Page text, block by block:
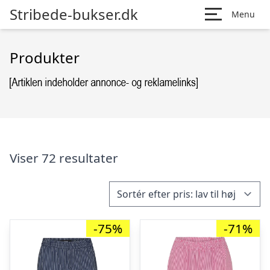
Stribede-bukser.dk Menu
Produkter
Viser 72 resultater
-75% -71%